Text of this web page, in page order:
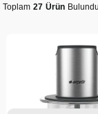
Toplam 27 Ürün Bulundu